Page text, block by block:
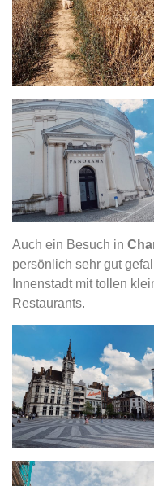
Auch ein Besuch in
persönlich sehr gut
Innenstadt mit tollen
Restaurants.